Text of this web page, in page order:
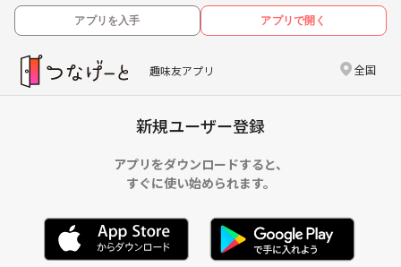
アプリを入手 アプリで開く
趣味友アプリ 全国
新規ユーザー登録
アプリをダウンロードすると、
すぐに使い始められます。